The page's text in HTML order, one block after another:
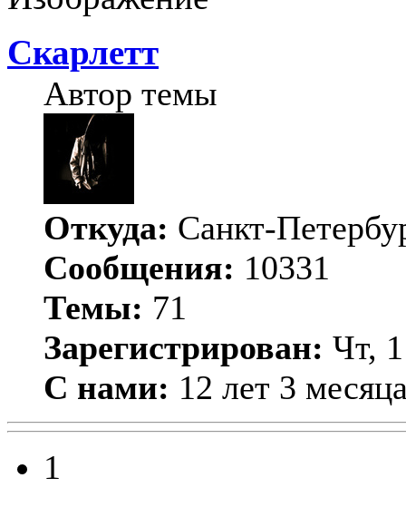
Скарлетт
Автор темы
Откуда: Санкт-
Сообщения: 10331
Темы: 71
Зарегистрирован: Чт,
С нами: 12 лет 3
1